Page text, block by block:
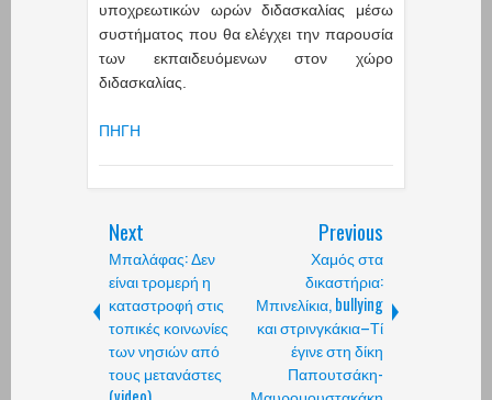
υποχρεωτικών ωρών διδασκαλίας μέσω
συστήματος που θα ελέγχει την παρουσία
των εκπαιδευόμενων στον χώρο
διδασκαλίας.
ΠΗΓΗ
Next
Μπαλάφας: Δεν
είναι τρομερή η
καταστροφή στις
τοπικές κοινωνίες
των νησιών από
τους μετανάστες
Previous
Χαμός στα
δικαστήρια:
Μπινελίκια, bullying
και στρινγκάκια–Τί
έγινε στη δίκη
Παπουτσάκη-